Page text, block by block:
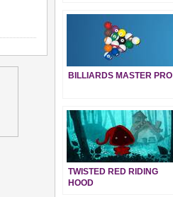
BILLIARDS MASTER PRO
TWISTED RED RIDING
HOOD